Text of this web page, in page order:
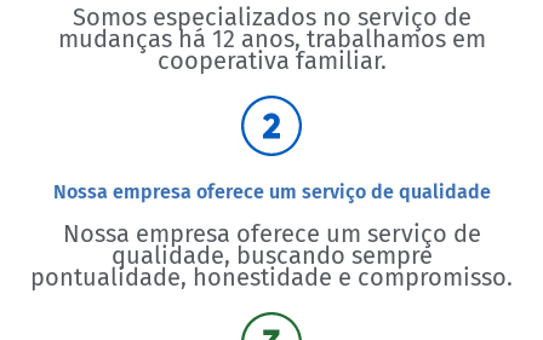
Somos especializados no serviço de
mudanças há 12 anos, trabalhamos em
cooperativa familiar.
Nossa empresa oferece um serviço de qualidade
Nossa empresa oferece um serviço de
qualidade, buscando sempre
pontualidade, honestidade e compromisso.